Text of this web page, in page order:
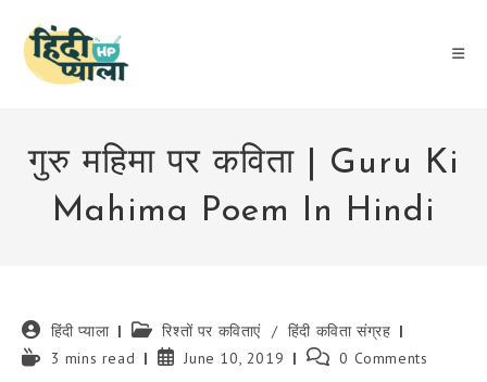
content
गुरु महिमा पर कविता | Guru Ki
Mahima Poem In Hindi
Post
author:
हिंदी प्याला
Post
category:
रिश्तों पर कविताएं / हिंदी कविता संग्रह
Reading3 mins read
PostJune 10, 2019
Post 0 Comments